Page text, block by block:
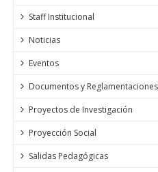
Staff Institucional
Noticias
Eventos
Documentos y Reglamentaciones
Proyectos de Investigación
Proyección Social
Salidas Pedagógicas